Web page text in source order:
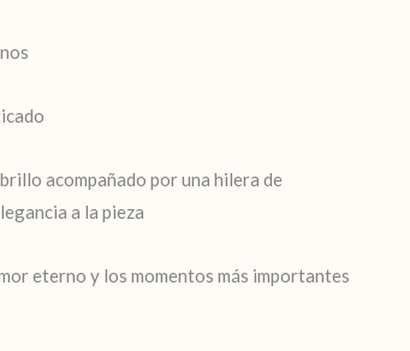
acompañado por una hilera de
a la pieza
eterno y los momentos más importantes